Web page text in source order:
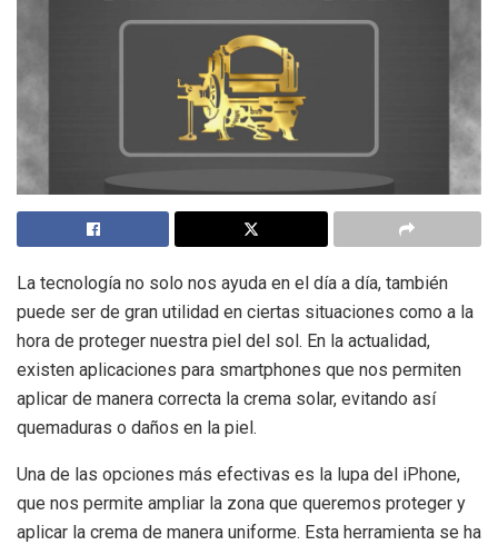
La tecnología no solo nos ayuda en el día a día, también
puede ser de gran utilidad en ciertas situaciones como a la
hora de proteger nuestra piel del sol. En la actualidad,
existen aplicaciones para smartphones que nos permiten
aplicar de manera correcta la crema solar, evitando así
quemaduras o daños en la piel.
Una de las opciones más efectivas es la lupa del iPhone,
que nos permite ampliar la zona que queremos proteger y
aplicar la crema de manera uniforme. Esta herramienta se ha